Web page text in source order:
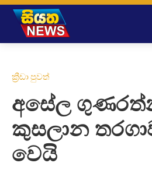
ක්‍රීඩා පුවත්
අසේල
කුසලාන
වෙයි